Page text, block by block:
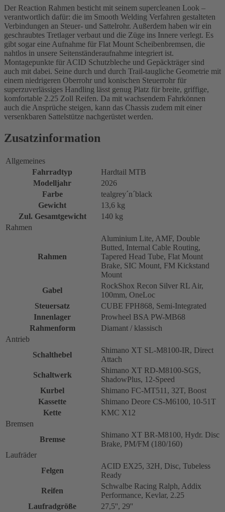
Der Reaction Rahmen besticht mit seinem supercleanen Look –
verantwortlich dafür: die im Smooth Welding Verfahren gestalteten
Verbindungen an Steuer- und Sattelrohr. Außerdem haben wir ein
geschraubtes Tretlager verbaut und die Züge ins Innere verlegt. Es
gibt sogar eine Aufnahme für Flat Mount Scheibenbremsen, die
nahtlos in unsere Seitenständeraufnahme integriert ist.
Montagepunkte für ACID Schutzbleche und Gepäckträger sind
auch mit dabei. Seine durch und durch Trail-taugliche Geometrie mit
einem niedrigeren Oberrohr und konischen Steuerrohr für
superzuverlässiges Handling lässt genug Platz für breite, griffige,
komfortable 2.25 Zoll Reifen. Da mit wachsendem Fahrkönnen
auch die Ansprüche steigen, kann das Chassis zudem mit einer
versenkbaren Sattelstütze nachgerüstet werden.
Zusatzinformation
Allgemeines
Fahrradtyp
Hardtail MTB
Modelljahr
2026
Farbe
tealgrey´n´black
Gewicht
13,6 kg
Zul. Gesamtgewicht
140 kg
Rahmen
Rahmen
Aluminium Lite, AMF, Double
Butted, Internal Cable Routing,
Tapered Head Tube, Flat Mount
Brake, SIC Mount, FM Kickstand
Mount
Gabel
RockShox Recon Silver RL Air,
100mm, OneLoc
Steuersatz
CUBE FPH868, Semi-Integrated
Innenlager
Prowheel BSA PW-MB68
Rahmenform
Diamant / klassisch
Antrieb
Schalthebel
Shimano XT SL-M8100-IR, Direct
Attach
Schaltwerk
Shimano XT RD-M8100-SGS,
ShadowPlus, 12-Speed
Kurbel
Shimano FC-MT511, 32T, Boost
Kassette
Shimano Deore CS-M6100, 10-51T
Kette
KMC X12
Bremsen
Bremse
Shimano XT BR-M8100, Hydr. Disc
Brake, PM/FM (180/160)
Laufräder
Felgen
ACID EX25, 32H, Disc, Tubeless
Ready
Reifen
Schwalbe Racing Ralph, Addix
Performance, Kevlar, 2.25
Laufradgröße
27,5'', 29''